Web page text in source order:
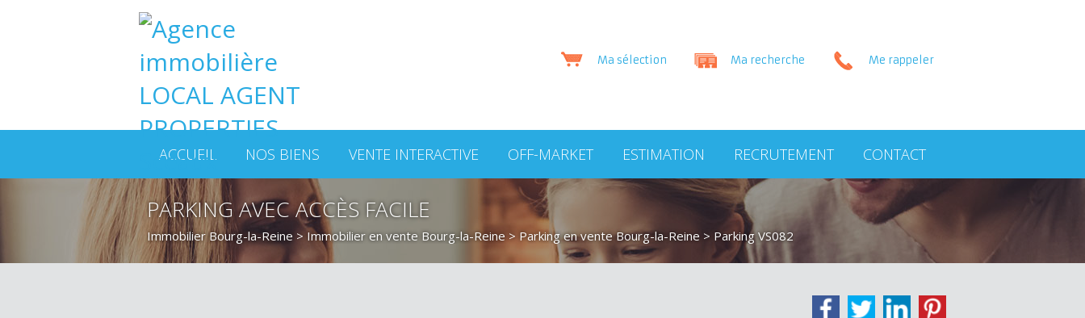
Me rappeler
Ma recherche
Ma sélection
ACCUEIL NOS BIENS VENTE INTERACTIVE OFF-MARKET ESTIMATION RECRUTEMENT CONTACT
PARKING AVEC ACCÈS FACILE
Immobilier Bourg-la-Reine > Immobilier en vente Bourg-la-Reine > Parking en vente Bourg-la-Reine > Parking VS082